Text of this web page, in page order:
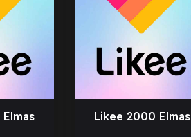
Likee 2000 Elmas